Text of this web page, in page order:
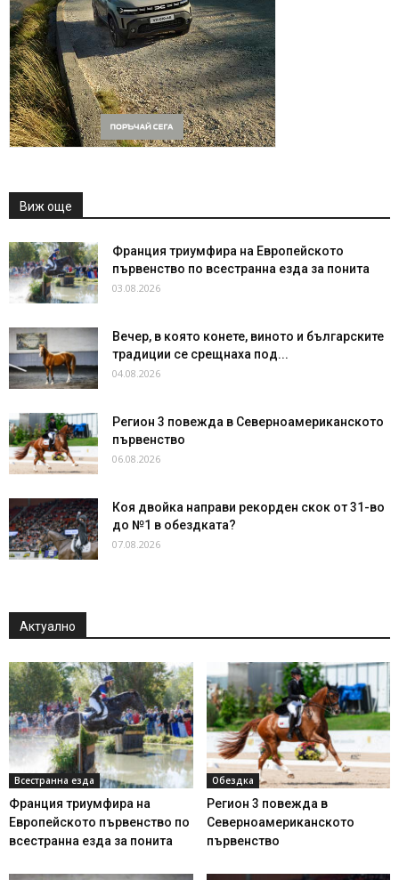
Виж още
Франция триумфира на Европейското
първенство по всестранна езда за понита
03.08.2026
Вечер, в която конете, виното и българските
традиции се срещнаха под...
04.08.2026
Регион 3 повежда в Северноамериканското
първенство
06.08.2026
Коя двойка направи рекорден скок от 31-во
до №1 в обездката?
07.08.2026
Актуално
Всестранна езда
Франция триумфира на
Европейското първенство по
всестранна езда за понита
Обездка
Регион 3 повежда в
Северноамериканското
първенство